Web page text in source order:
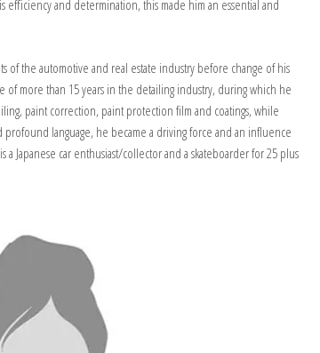
efficiency and determination, this made him an essential and
of the automotive and real estate industry before change of his
of more than 15 years in the detailing industry, during which he
paint correction, paint protection film and coatings, while
language, he became a driving force and an influence
Japanese car enthusiast/collector and a skateboarder for 25 plus